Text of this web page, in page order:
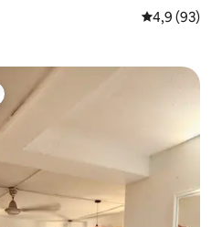
Note
4,9 (93)